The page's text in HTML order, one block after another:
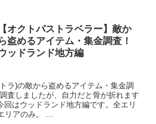
【オクトパストラベラー】敵か
盗めるアイテム・集金調査！
ッドランド地方編
ラ)の敵から盗めるアイテム・集金調
査しましたが、自力だと骨が折れます
はウッドランド地方編です。全エリ
リアのみ。 ...